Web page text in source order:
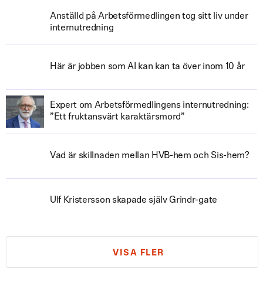
Anställd på Arbetsförmedlingen tog sitt liv under
internutredning
Här är jobben som AI kan kan ta över inom 10 år
Expert om Arbetsförmedlingens internutredning:
”Ett fruktansvärt karaktärsmord”
Vad är skillnaden mellan HVB-hem och Sis-hem?
Ulf Kristersson skapade själv Grindr-gate
VISA FLER